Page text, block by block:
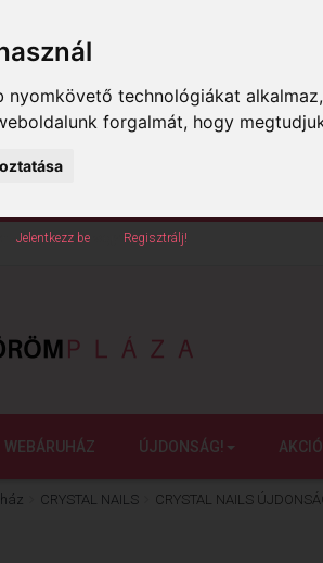
nyomkövető technológiákat
forgalmát, hogy
Jelentkezz be Regisztrálj!
WEBÁRUHÁZ ÚJDONSÁG!
CRYSTAL NAILS CRYSTAL NAILS